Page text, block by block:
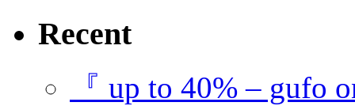
Recent
『 up to 40% – gufo